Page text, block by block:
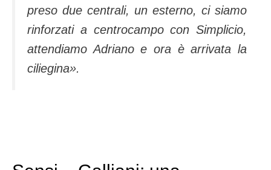
preso due centrali, un esterno, ci sia­mo
rinforzati a centro­campo con Simplicio,
at­tendiamo Adriano e ora è arrivata la
ciliegina».